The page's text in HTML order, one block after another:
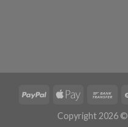
Copyright 2026 ©